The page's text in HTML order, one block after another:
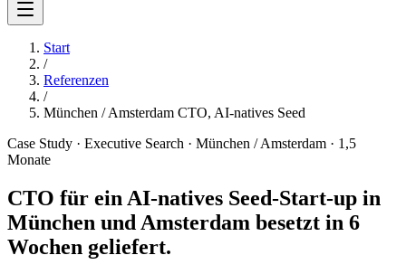
Start
/
Referenzen
/
München / Amsterdam CTO, AI-natives Seed
Case Study · Executive Search · München / Amsterdam · 1,5
Monate
CTO für ein AI-natives Seed-Start-up in
München und Amsterdam besetzt in 6
Wochen geliefert.